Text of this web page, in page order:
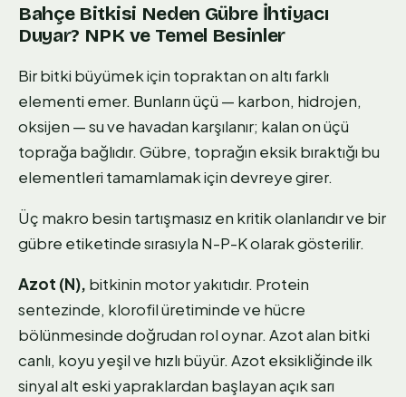
Bahçe Bitkisi Neden Gübre İhtiyacı
Duyar? NPK ve Temel Besinler
Bir bitki büyümek için topraktan on altı farklı
elementi emer. Bunların üçü — karbon, hidrojen,
oksijen — su ve havadan karşılanır; kalan on üçü
toprağa bağlıdır. Gübre, toprağın eksik bıraktığı bu
elementleri tamamlamak için devreye girer.
Üç makro besin tartışmasız en kritik olanlarıdır ve bir
gübre etiketinde sırasıyla N-P-K olarak gösterilir.
Azot (N), bitkinin motor yakıtıdır. Protein
sentezinde, klorofil üretiminde ve hücre
bölünmesinde doğrudan rol oynar. Azot alan bitki
canlı, koyu yeşil ve hızlı büyür. Azot eksikliğinde ilk
sinyal alt eski yapraklardan başlayan açık sarı